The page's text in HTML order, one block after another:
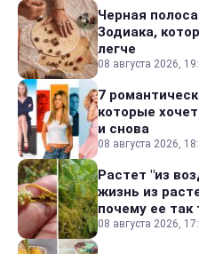
Черная
Зодиака,
легче
08 августа 2026,
7
которые
и снова
08 августа 2026,
Растет "из
жизнь из
почему ее так
08 августа 2026,